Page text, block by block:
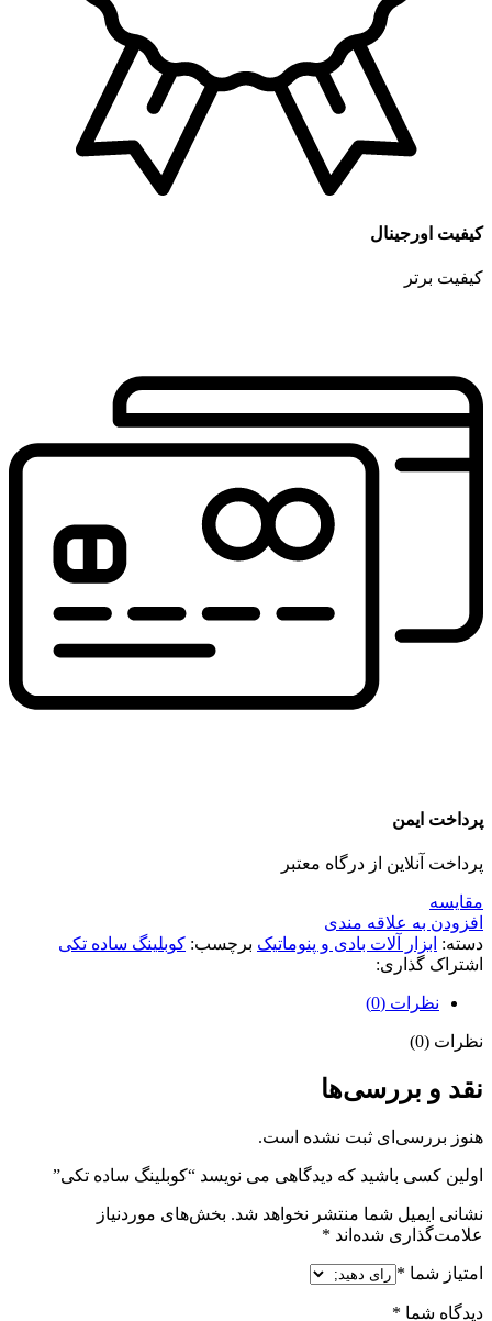
کیفیت اورجینال
کیفیت برتر
پرداخت ایمن
پرداخت آنلاین از درگاه معتبر
مقايسه
افزودن به علاقه مندی
دسته: ابزار آلات بادی و پنوماتیک برچسب: کوبلینگ ساده تکی
اشتراک گذاری:
نظرات (0)
نظرات (0)
نقد و بررسی‌ها
هنوز بررسی‌ای ثبت نشده است.
اولین کسی باشید که دیدگاهی می نویسد “کوبلینگ ساده تکی”
نشانی ایمیل شما منتشر نخواهد شد. بخش‌های موردنیاز
علامت‌گذاری شده‌اند *
امتیاز شما *
دیدگاه شما *